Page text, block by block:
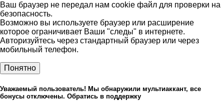
Ваш браузер не передал нам cookie файл для проверки на
безопасность.
Возможно вы используете браузер или расширение
которое ограничивает Ваши "следы" в интернете.
Авторизуйтесь через стандартный браузер или через
мобильный телефон.
Понятно
Уважаемый пользователь! Мы обнаружили мультиаккант, все
бонусы отключены. Обратись в поддержку